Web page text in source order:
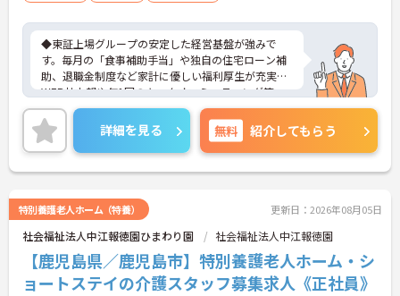
方
◆東証上場グループの安定した経営基盤が強みで
す。毎月の「食事補助手当」や独自の住宅ローン補
助、退職金制度など家計に優しい福利厚生が充実。
WEB社内報や年1回のキックオフミーティング等、
風通し良く温かいコミュニケーションを育む環境が
整っています。◆若手～中高年まで幅広い年代が活
躍中！短時間正社員制度などライフスタイルに合わ
せた柔軟な働き方が可能です。産休・育休の取得を
推進しており、復帰時には最大10万円支給の独自制
て世代のキャリアを強力に支援します。◆働きなが
ら成長！資格取得を最大10万円補助 多職種連携で専
門知識が磨けるチームケア実践 頑張りやスキルが給
与・役職にしっかり反映。 明確なキャリアパス制度
が整っている環境で、 目標を持って長く活躍できま
す！
詳細を見る 無料 紹介してもらう
特別養護老人ホーム（特養） 更新日：2026年08月05日
社会福祉法人中江報徳園ひまわり園 社会福祉法人中江報徳園
【鹿児島県／鹿児島市】特別養護老人ホーム・シ
ョートステイの介護スタッフ募集求人《正社員》